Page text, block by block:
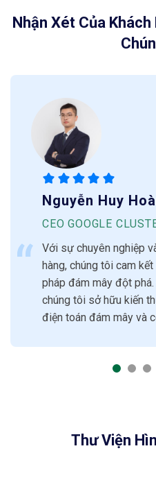
Nhận Xét Của
Nguyễn Huy
CEO GOOGLE
Với sự chuyên nghiệp
hàng, chúng tôi cam
pháp đám mây đột
chúng tôi sở hữu kiến
điện toán đám mây và
Thư Viện